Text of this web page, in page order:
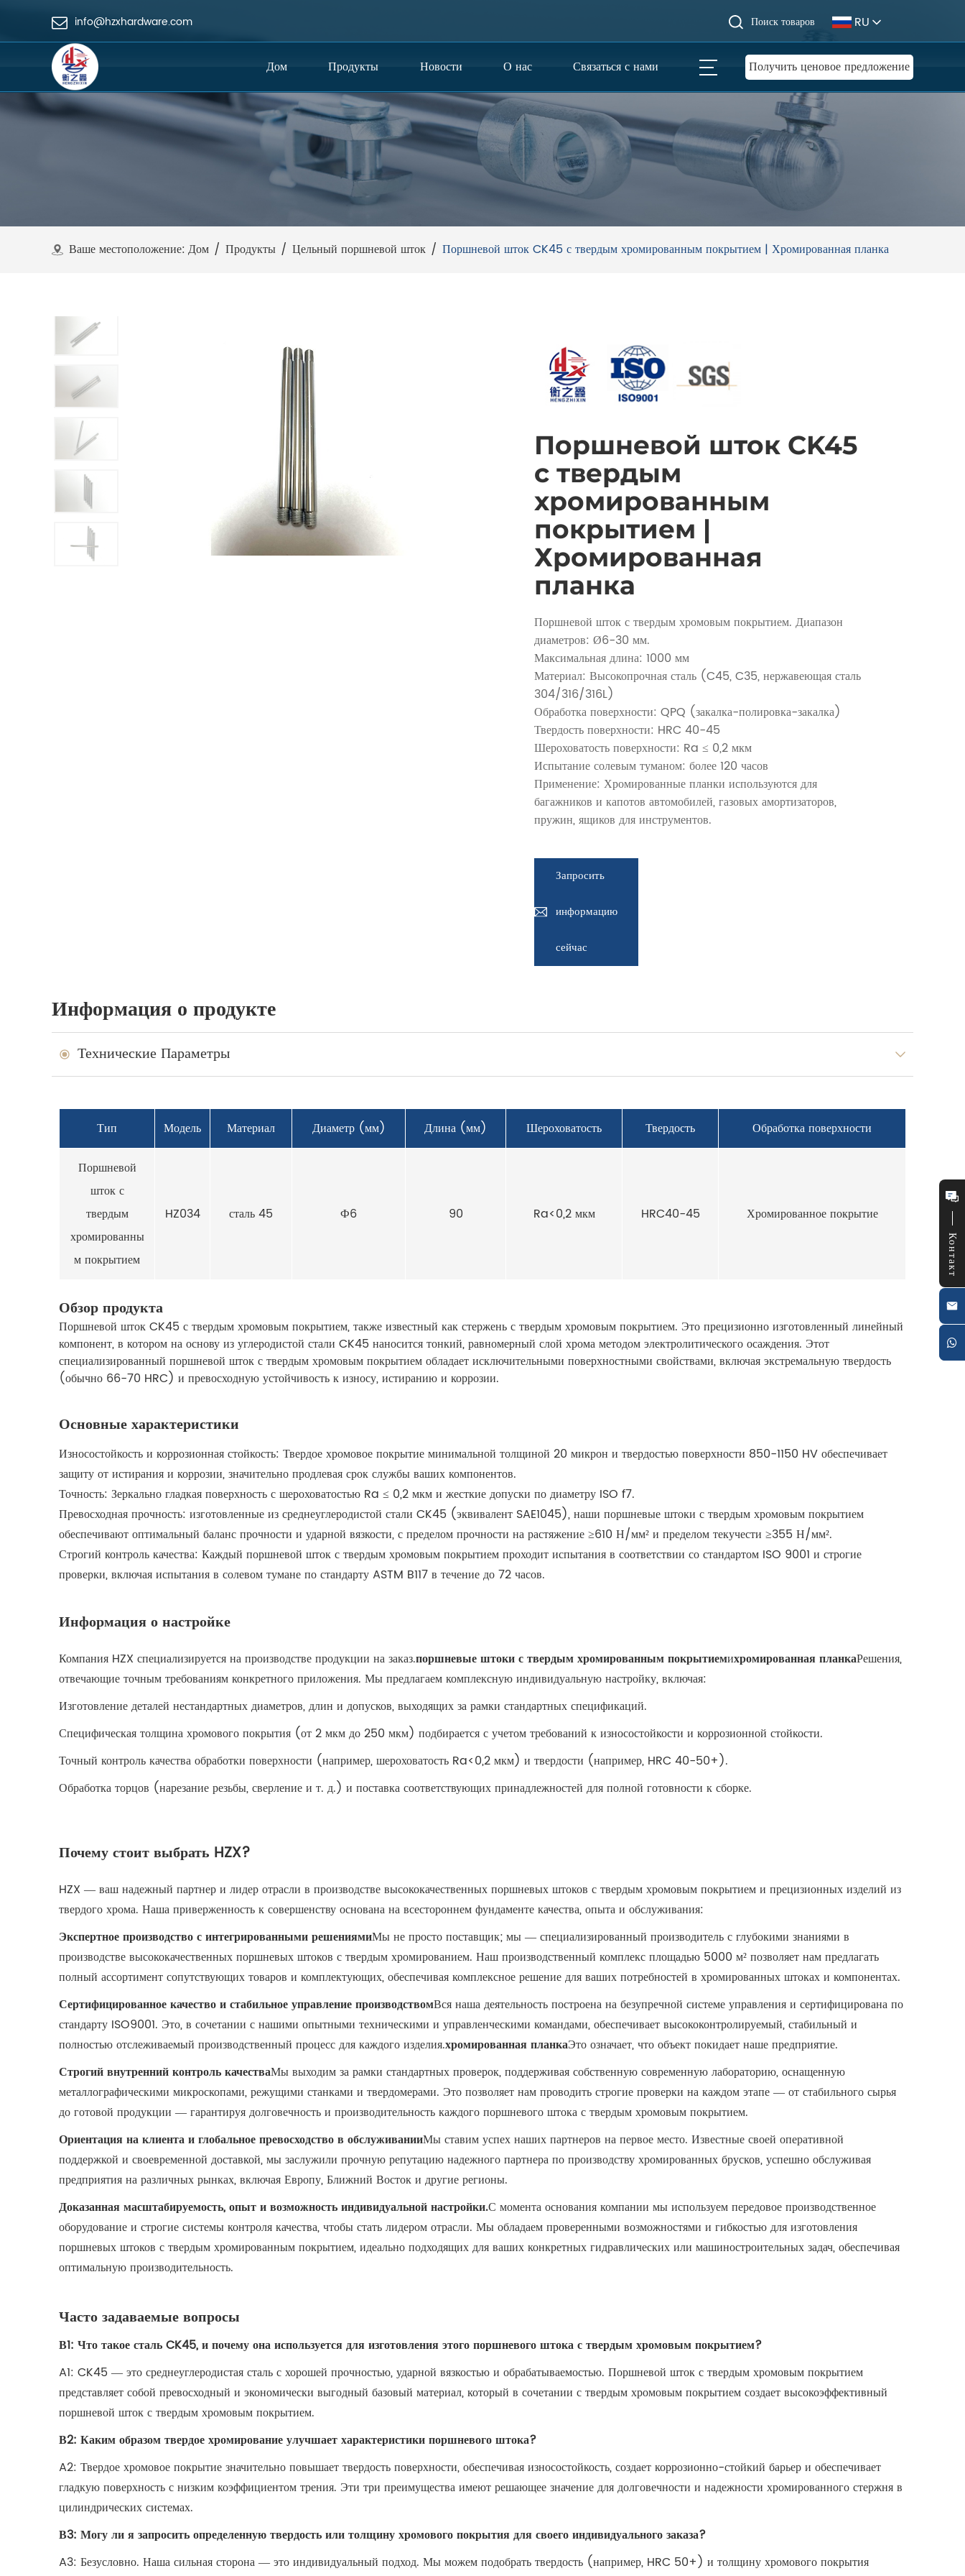
info@hzxhardware.com Поиск товаров RU
Дом Продукты Новости О нас Связаться с нами Получить ценовое предложение
Ваше местоположение: Дом / Продукты / Цельный поршневой шток / Поршневой шток CK45 с твердым хромированным покрытием | Хромированная планка
Поршневой шток CK45
с твердым
хромированным
покрытием |
Хромированная
планка
Поршневой шток с твердым хромовым покрытием. Диапазон
диаметров: Ø6-30 мм.
Максимальная длина: 1000 мм
Материал: Высокопрочная сталь (C45, C35, нержавеющая сталь
304/316/316L)
Обработка поверхности: QPQ (закалка-полировка-закалка)
Твердость поверхности: HRC 40-45
Шероховатость поверхности: Ra ≤ 0,2 мкм
Испытание солевым туманом: более 120 часов
Применение: Хромированные планки используются для
багажников и капотов автомобилей, газовых амортизаторов,
пружин, ящиков для инструментов.
Запросить
информацию
сейчас
Информация о продукте
Технические Параметры
Тип Модель Материал Диаметр (мм) Длина (мм) Шероховатость Твердость Обработка поверхности
Поршневой
шток с
твердым
хромированны
м покрытием
HZ034 сталь 45 Ф6 90 Ra<0,2 мкм HRC40-45 Хромированное покрытие
Обзор продукта
Поршневой шток CK45 с твердым хромовым покрытием, также известный как стержень с твердым хромовым покрытием. Это прецизионно изготовленный линейный
компонент, в котором на основу из углеродистой стали CK45 наносится тонкий, равномерный слой хрома методом электролитического осаждения. Этот
специализированный поршневой шток с твердым хромовым покрытием обладает исключительными поверхностными свойствами, включая экстремальную твердость
(обычно 66-70 HRC) и превосходную устойчивость к износу, истиранию и коррозии.
Основные характеристики
Износостойкость и коррозионная стойкость: Твердое хромовое покрытие минимальной толщиной 20 микрон и твердостью поверхности 850-1150 HV обеспечивает
защиту от истирания и коррозии, значительно продлевая срок службы ваших компонентов.
Точность: Зеркально гладкая поверхность с шероховатостью Ra ≤ 0,2 мкм и жесткие допуски по диаметру ISO f7.
Превосходная прочность: изготовленные из среднеуглеродистой стали CK45 (эквивалент SAE1045), наши поршневые штоки с твердым хромовым покрытием
обеспечивают оптимальный баланс прочности и ударной вязкости, с пределом прочности на растяжение ≥610 Н/мм² и пределом текучести ≥355 Н/мм².
Строгий контроль качества: Каждый поршневой шток с твердым хромовым покрытием проходит испытания в соответствии со стандартом ISO 9001 и строгие
проверки, включая испытания в солевом тумане по стандарту ASTM B117 в течение до 72 часов.
Информация о настройке
Компания HZX специализируется на производстве продукции на заказ.поршневые штоки с твердым хромированным покрытиемихромированная планкаРешения,
отвечающие точным требованиям конкретного приложения. Мы предлагаем комплексную индивидуальную настройку, включая:
Изготовление деталей нестандартных диаметров, длин и допусков, выходящих за рамки стандартных спецификаций.
Специфическая толщина хромового покрытия (от 2 мкм до 250 мкм) подбирается с учетом требований к износостойкости и коррозионной стойкости.
Точный контроль качества обработки поверхности (например, шероховатость Ra<0,2 мкм) и твердости (например, HRC 40-50+).
Обработка торцов (нарезание резьбы, сверление и т. д.) и поставка соответствующих принадлежностей для полной готовности к сборке.
Почему стоит выбрать HZX?
HZX — ваш надежный партнер и лидер отрасли в производстве высококачественных поршневых штоков с твердым хромовым покрытием и прецизионных изделий из
твердого хрома. Наша приверженность к совершенству основана на всестороннем фундаменте качества, опыта и обслуживания:
Экспертное производство с интегрированными решениямиМы не просто поставщик; мы — специализированный производитель с глубокими знаниями в
производстве высококачественных поршневых штоков с твердым хромированием. Наш производственный комплекс площадью 5000 м² позволяет нам предлагать
полный ассортимент сопутствующих товаров и комплектующих, обеспечивая комплексное решение для ваших потребностей в хромированных штоках и компонентах.
Сертифицированное качество и стабильное управление производствомВся наша деятельность построена на безупречной системе управления и сертифицирована по
стандарту ISO9001. Это, в сочетании с нашими опытными техническими и управленческими командами, обеспечивает высококонтролируемый, стабильный и
полностью отслеживаемый производственный процесс для каждого изделия.хромированная планкаЭто означает, что объект покидает наше предприятие.
Строгий внутренний контроль качестваМы выходим за рамки стандартных проверок, поддерживая собственную современную лабораторию, оснащенную
металлографическими микроскопами, режущими станками и твердомерами. Это позволяет нам проводить строгие проверки на каждом этапе — от стабильного сырья
до готовой продукции — гарантируя долговечность и производительность каждого поршневого штока с твердым хромовым покрытием.
Ориентация на клиента и глобальное превосходство в обслуживанииМы ставим успех наших партнеров на первое место. Известные своей оперативной
поддержкой и своевременной доставкой, мы заслужили прочную репутацию надежного партнера по производству хромированных брусков, успешно обслуживая
предприятия на различных рынках, включая Европу, Ближний Восток и другие регионы.
Доказанная масштабируемость, опыт и возможность индивидуальной настройки.С момента основания компании мы используем передовое производственное
оборудование и строгие системы контроля качества, чтобы стать лидером отрасли. Мы обладаем проверенными возможностями и гибкостью для изготовления
поршневых штоков с твердым хромированным покрытием, идеально подходящих для ваших конкретных гидравлических или машиностроительных задач, обеспечивая
оптимальную производительность.
Часто задаваемые вопросы
В1: Что такое сталь CK45, и почему она используется для изготовления этого поршневого штока с твердым хромовым покрытием?
A1: CK45 — это среднеуглеродистая сталь с хорошей прочностью, ударной вязкостью и обрабатываемостью. Поршневой шток с твердым хромовым покрытием
представляет собой превосходный и экономически выгодный базовый материал, который в сочетании с твердым хромовым покрытием создает высокоэффективный
поршневой шток с твердым хромовым покрытием.
В2: Каким образом твердое хромирование улучшает характеристики поршневого штока?
A2: Твердое хромовое покрытие значительно повышает твердость поверхности, обеспечивая износостойкость, создает коррозионно-стойкий барьер и обеспечивает
гладкую поверхность с низким коэффициентом трения. Эти три преимущества имеют решающее значение для долговечности и надежности хромированного стержня в
цилиндрических системах.
В3: Могу ли я запросить определенную твердость или толщину хромового покрытия для своего индивидуального заказа?
A3: Безусловно. Наша сильная сторона — это индивидуальный подход. Мы можем подобрать твердость (например, HRC 50+) и толщину хромового покрытия
Контакт